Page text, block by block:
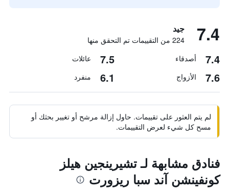
7.4 جيد
224 من التقييمات تم التحقق منها
7.4 أصدقاء 7.5 عائلات
7.6 الأزواج 6.1 منفرد
لم يتم العثور على تقييمات. حاول إزالة مرشح أو تغيير بحثك أو
مسح كل شيء لعرض التقييمات.
فنادق مشابهة لـ تشيرينجين هيلز
كونفينشن آند سبا ريزورت